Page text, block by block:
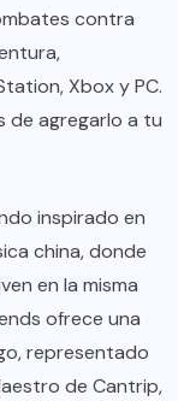
contra
Xbox y PC.
de agregarlo a tu
inspirado en
china, donde
en la misma
ofrece una
representado
de Cantrip,